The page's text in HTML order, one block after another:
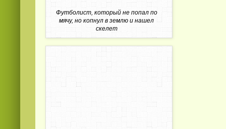
Футболист, который не попал по
мячу, но копнул в землю и нашел
скелет